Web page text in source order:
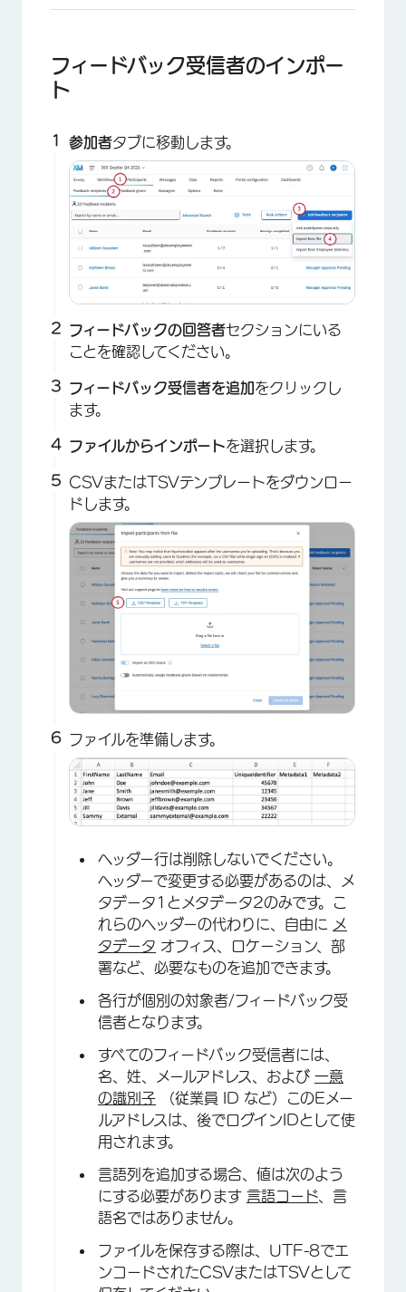
フィードバック受信者のインポー
ト
参加者タブに移動します。
×
フィードバックの回答者セクションにいる
ことを確認してください。
フィードバック受信者を追加をクリックし
ます。
ファイルからインポートを選択します。
CSVまたはTSVテンプレートをダウンロー
ドします。
ファイルを準備します。
ヘッダー行は削除しないでください。
ヘッダーで変更する必要があるのは、メ
タデータ1とメタデータ2のみです。こ
れらのヘッダーの代わりに、自由に メ
タデータ オフィス、ロケーション、部
署など、必要なものを追加できます。
各行が個別の対象者/フィードバック受
信者となります。
すべてのフィードバック受信者には、
名、姓、メールアドレス、および 一意
の識別子 （従業員 ID など）このEメー
ルアドレスは、後でログインIDとして使
用されます。
言語列を追加する場合、値は次のよう
にする必要があります 言語コード、言
語名ではありません。
ファイルを保存する際は、UTF-8でエ
ンコードされたCSVまたはTSVとして